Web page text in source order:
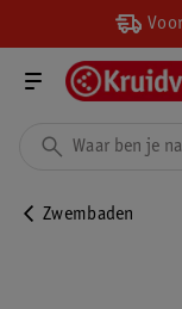
Zwembaden